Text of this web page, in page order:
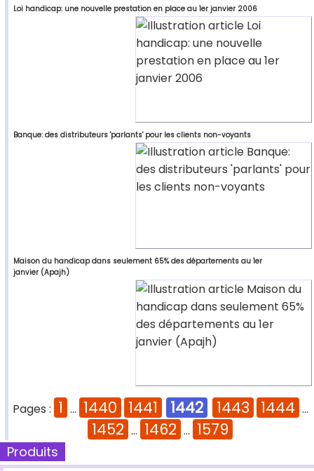
Loi handicap: une nouvelle prestation en place au 1er janvier 2006
Banque: des distributeurs 'parlants' pour les clients non-voyants
Maison du handicap dans seulement 65% des départements au 1er
janvier (Apajh)
Pages : 1 ... 1440 1441 1442 1443 1444 ...
1452 ... 1462 ... 1579
Produits